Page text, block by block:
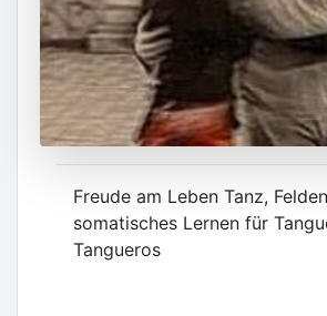
Freude am Leben Tanz,
somatisches Lernen für
Tangueros